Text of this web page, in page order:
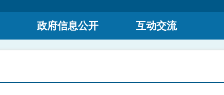
政府信息公开 互动交流